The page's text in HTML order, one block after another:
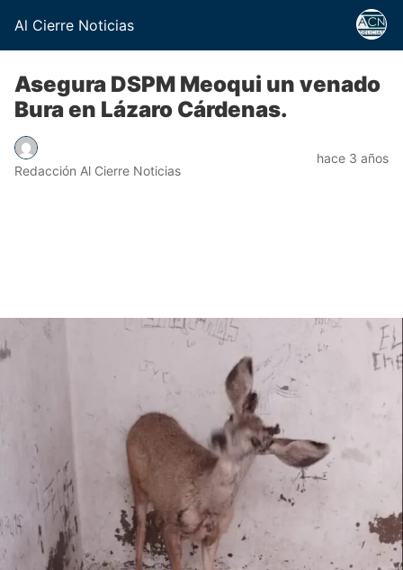
Al Cierre Noticias
Asegura DSPM Meoqui un venado
Bura en Lázaro Cárdenas.
Redacción Al Cierre Noticias
hace 3 años